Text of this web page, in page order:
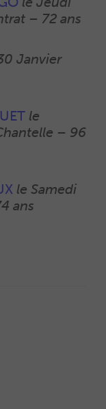
– 72 ans
Janvier
le
– 96
le Samedi
ans